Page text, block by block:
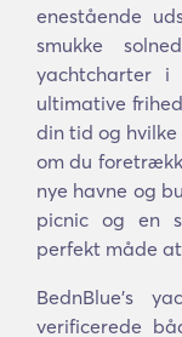
enestående
smukke
yachtcharter i
ultimative
din tid og
om du
nye havne og
picnic og en
perfekt måde
BednBlue's
verificerede